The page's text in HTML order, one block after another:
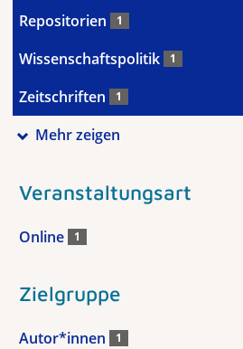
Repositorien 1
Wissenschaftspolitik 1
Zeitschriften 1
Mehr zeigen
Veranstaltungsart
Online 1
Zielgruppe
Autor*innen 1